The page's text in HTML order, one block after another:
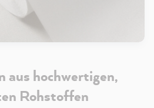
aus hochwertigen,
Rohstoffen